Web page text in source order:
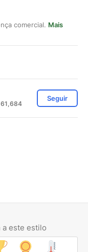
comercial. Mais
Seguir
a este estilo